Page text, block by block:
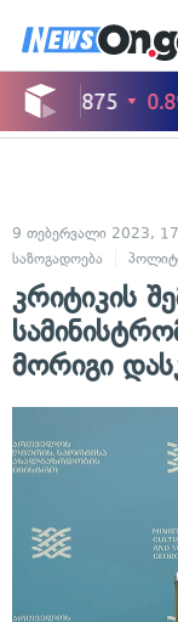
9 თებერვალი 2023,
საზოგადოება
კრიტიკის
მორიგი